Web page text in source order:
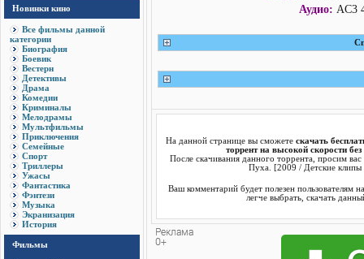
Новинки кино
Все фильмы данной
категории
Биография
Боевик
Вестерн
Детективы
Драма
Комедии
Криминалы
Мелодрамы
Мультфильмы
Приключения
Семейные
Спорт
Триллеры
Ужасы
Фантастика
Фэнтези
Музыка
Экранизация
История
Фильмы
Аудио: AC3
На данной странице вы сможете скачать
торрент на высокой скорости без
После скачивания данного торрента, просим
Пуха. [2009 / Детские клипы
Ваш комментарий будет полезен пользователям
легче выбрать, скачать